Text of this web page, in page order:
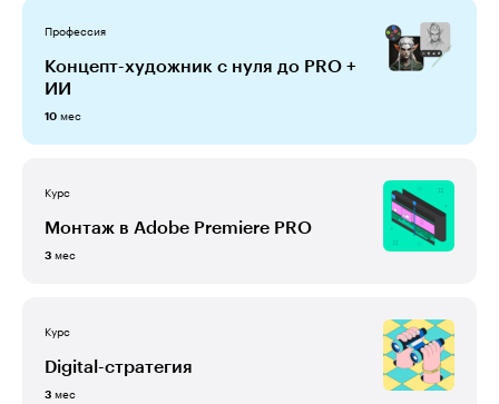
Профессия
Концепт-художник с нуля до PRO +
ИИ
10 мес
Курс
Монтаж в Adobe Premiere PRO
3 мес
Курс
Digital-стратегия
3 мес